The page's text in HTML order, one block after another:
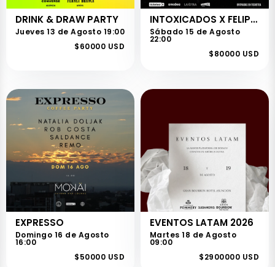
DRINK & DRAW PARTY
Jueves 13 de Agosto 19:00
$60000 USD
INTOXICADOS X FELIPE BARROZO
Sábado 15 de Agosto
22:00
$80000 USD
EXPRESSO
Domingo 16 de Agosto
16:00
$50000 USD
EVENTOS LATAM 2026
Martes 18 de Agosto
09:00
$2900000 USD